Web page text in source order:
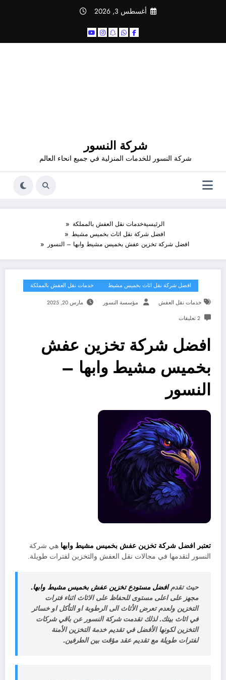
أغسطس 3, 2026
شركة النسور
شركة النسور للخدمات المنزلية في جميع انحاء العالم
الرئيسيةخدمات نقل العفش بالمملكة
افضل شركة نقل اثاث بخميس مشيط
افضل شركة تخزين عفش بخميس مشيط وابها – النسور
افضل شركة نقل اثاث بخميس مشيط خدمات نقل العفش بالمملكة
خدمات نقل العفش مؤسسة النسور مارس 20, 2025
2 تعليقات
افضل شركة تخزين عفش
بخميس مشيط وابها –
النسور
تعتبر افضل شركة تخزين عفش بخميس مشيط وابها هي شركة
النسور لتقدمها في مجالات نقل العفش والتخزين لفترات طويلة.
حيث تقدمافضل مستودع تخزين عفش بخميس مشيط وابها.
مجهز على اعلى مستوى للحفاظ على الاثاث اثناء فترات
التخزين ولعدم تعرض الأثاث الى الرطوبة او التأكل او خسائر
في اثاث بيتك. لذلك تقدمت شركة النسور عن باقي شركات
التخزين لكونها الأفضل في تقديم خدمة التخزين الأمنة
لفترات طويلة مع تقديم عقد مؤقت بين الطرفين.